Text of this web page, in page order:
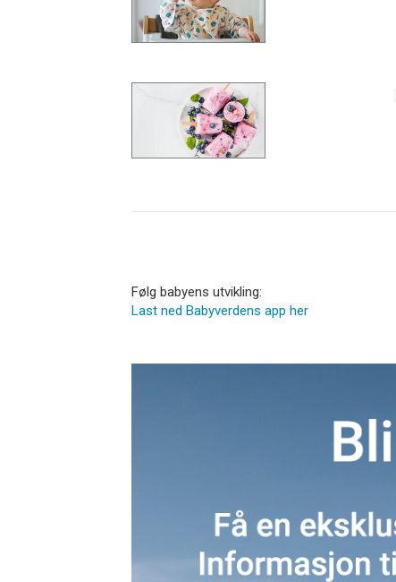
Følg babyens utvikling:
Last ned Babyverdens app her